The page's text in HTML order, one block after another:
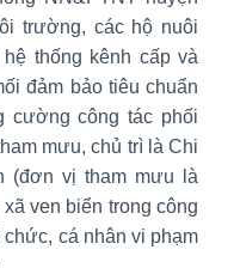
trường, các hộ nuôi
thống kênh cấp và
đảm bảo tiêu chuẩn
cường công tác phối
mưu, chủ trì là Chi
(đơn vị tham mưu là
ven biển trong công
cá nhân vi phạm